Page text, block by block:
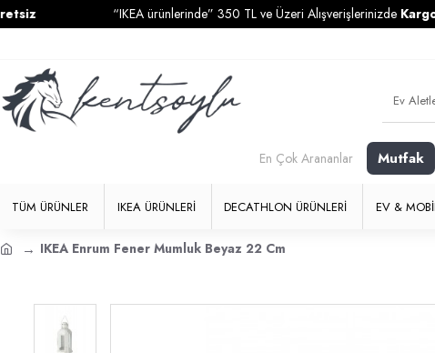
“IKEA ürünlerinde” 350 TL ve Üzeri AlışverişlerinizdeKargo
En Çok Arananlar Mutfak
TÜM ÜRÜNLER IKEA ÜRÜNLERI DECATHLON ÜRÜNLERI EV &
IKEA Enrum Fener Mumluk Beyaz 22 Cm